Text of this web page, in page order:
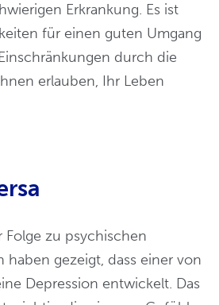
Erkrankung. Es ist
für einen guten Umgang
durch die
erlauben, Ihr Leben
Folge zu psychischen
gezeigt, dass einer von
Depression entwickelt. Das